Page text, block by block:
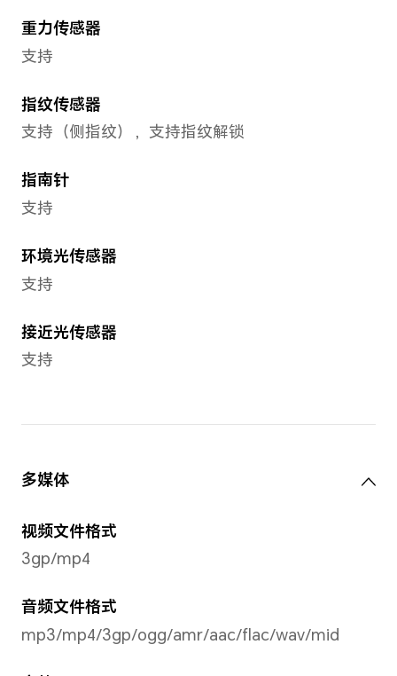
备注：实际充电功率会随不同场景智
有线充电
超级快充10V/2.25A充电器
蜂窝网络
网络制式
支持联通/电信 5G/4G+/4G/
5G/4G+/4G/2G，广电5G/
备注：
*卡槽1, 2可以任意切换为默认移动数据
*如果两张都是电信卡，副卡（非默认